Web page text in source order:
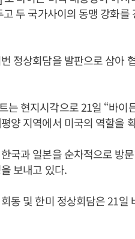
두 국가사이의 동맹 강화
정상회담을 발판으로 삼아
는 현지시각으로 21일 “바
양 지역에서 미국의 역할을
국과 일본을 순차적으로 방
보내고 있다.
동 및 한미 정상회담은 21